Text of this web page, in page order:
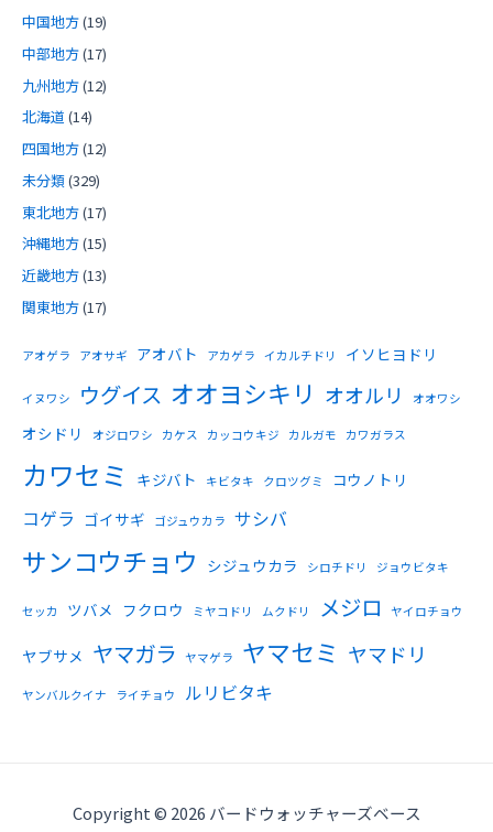
中国地方(19)
中部地方(17)
九州地方(12)
北海道 (14)
四国地方(12)
未分類(329)
東北地方(17)
沖縄地方(15)
近畿地方(13)
関東地方(17)
アオゲラ アオサギ アオバト アカゲラ イカルチドリ イソヒヨドリ
イヌワシ ウグイス オオヨシキリ オオルリ オオワシ
オシドリ オジロワシ カケス カッコウキジ カルガモ カワガラス
カワセミ キジバト キビタキ クロツグミ コウノトリ
コゲラ ゴイサギ ゴジュウカラ サシバ
サンコウチョウ シジュウカラ シロチドリ ジョウビタキ
セッカ ツバメ フクロウ ミヤコドリ ムクドリ メジロ ヤイロチョウ
ヤブサメ ヤマガラ ヤマゲラ ヤマセミ ヤマドリ
ヤンバルクイナ ライチョウ ルリビタキ
Copyright © 2026 バードウォッチャーズベース